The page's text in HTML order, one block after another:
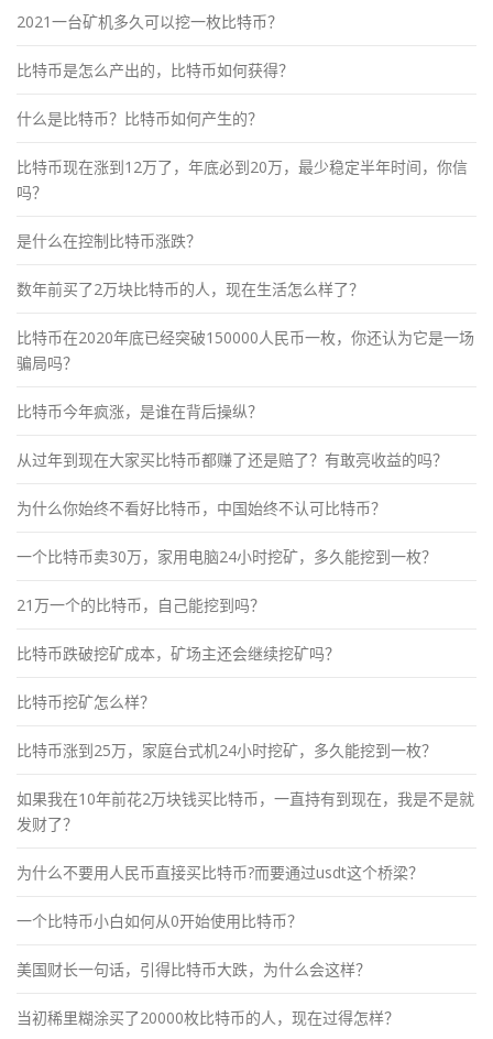
2021一台矿机多久可以挖一枚比特币？
比特币是怎么产出的，比特币如何获得？
什么是比特币？比特币如何产生的？
比特币现在涨到12万了，年底必到20万，最少稳定半年时间，你信
吗？
是什么在控制比特币涨跌？
数年前买了2万块比特币的人，现在生活怎么样了？
比特币在2020年底已经突破150000人民币一枚，你还认为它是一场
骗局吗？
比特币今年疯涨，是谁在背后操纵？
从过年到现在大家买比特币都赚了还是赔了？有敢亮收益的吗？
为什么你始终不看好比特币，中国始终不认可比特币？
一个比特币卖30万，家用电脑24小时挖矿，多久能挖到一枚？
21万一个的比特币，自己能挖到吗？
比特币跌破挖矿成本，矿场主还会继续挖矿吗？
比特币挖矿怎么样？
比特币涨到25万，家庭台式机24小时挖矿，多久能挖到一枚？
如果我在10年前花2万块钱买比特币，一直持有到现在，我是不是就
发财了？
为什么不要用人民币直接买比特币?而要通过usdt这个桥梁？
一个比特币小白如何从0开始使用比特币？
美国财长一句话，引得比特币大跌，为什么会这样？
当初稀里糊涂买了20000枚比特币的人，现在过得怎样？